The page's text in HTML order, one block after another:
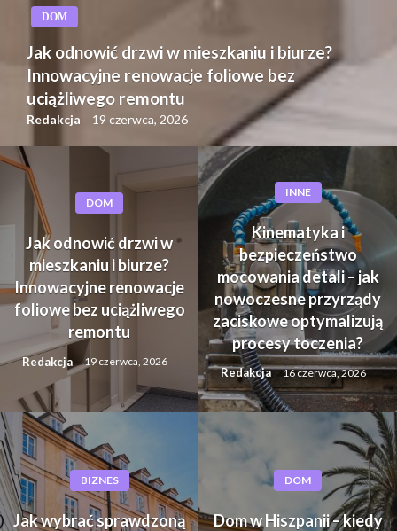
DOM
Jak odnowić drzwi w mieszkaniu i biurze?
Innowacyjne renowacje foliowe bez
uciążliwego remontu
Redakcja 19 czerwca, 2026
DOM
Jak odnowić drzwi w
mieszkaniu i biurze?
Innowacyjne renowacje
foliowe bez uciążliwego
remontu
Redakcja 19 czerwca, 2026
INNE
Kinematyka i
bezpieczeństwo
mocowania detali – jak
nowoczesne przyrządy
zaciskowe optymalizują
procesy toczenia?
Redakcja 16 czerwca, 2026
BIZNES
Jak wybrać sprawdzoną
DOM
Dom w Hiszpanii – kiedy